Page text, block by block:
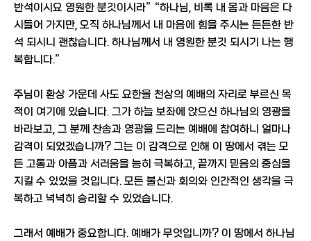
반석이시요 영원한 분깃이시라” “하나님, 비록 내 몸과 마음은 다
시들어 가지만, 오직 하나님께서 내 마음에 힘을 주시는 든든한 반
석 되시니 괜찮습니다. 하나님께서 내 영원한 분깃 되시기 나는 행
복합니다.”
주님이 환상 가운데 사도 요한을 천상의 예배의 자리로 부르신 목
적이 여기에 있습니다. 그가 하늘 보좌에 앉으신 하나님의 영광을
바라보고, 그 분께 찬송과 영광을 드리는 예배에 참여하니 얼마나
감격이 되었겠습니까? 그는 이 감격으로 인해 이 땅에서 겪는 모
든 고통과 아픔과 서러움을 능히 극복하고, 끝까지 믿음의 중심을
지킬 수 있었을 것입니다. 모든 불신과 회의와 인간적인 생각을 극
복하고 넉넉히 승리할 수 있었습니다.
그래서 예배가 중요합니다. 예배가 무엇입니까? 이 땅에서 하나님